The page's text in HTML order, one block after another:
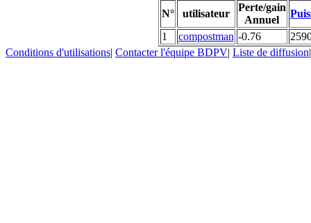
N° utilisateur
Perte/gain
Annuel
1
compostman -0.76
Conditions d'utilisations| Contacter l'équipe BDPV| Liste de diffusion